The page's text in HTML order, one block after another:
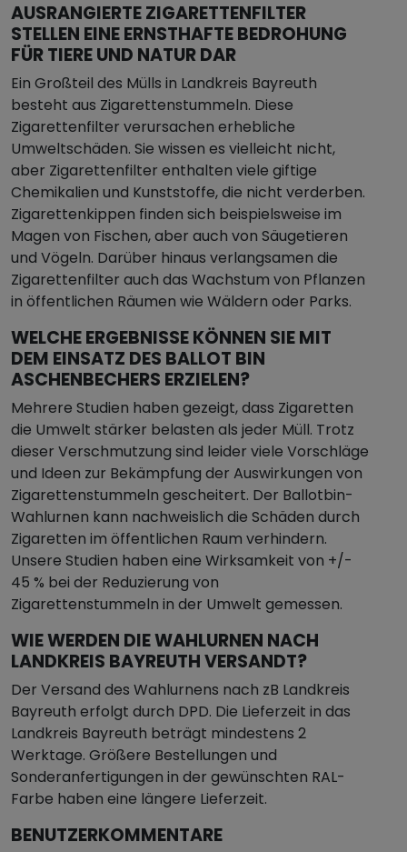
AUSRANGIERTE ZIGARETTENFILTER
STELLEN EINE ERNSTHAFTE BEDROHUNG
FÜR TIERE UND NATUR DAR
Ein Großteil des Mülls in Landkreis Bayreuth
besteht aus Zigarettenstummeln. Diese
Zigarettenfilter verursachen erhebliche
Umweltschäden. Sie wissen es vielleicht nicht,
aber Zigarettenfilter enthalten viele giftige
Chemikalien und Kunststoffe, die nicht verderben.
Zigarettenkippen finden sich beispielsweise im
Magen von Fischen, aber auch von Säugetieren
und Vögeln. Darüber hinaus verlangsamen die
Zigarettenfilter auch das Wachstum von Pflanzen
in öffentlichen Räumen wie Wäldern oder Parks.
WELCHE ERGEBNISSE KÖNNEN SIE MIT
DEM EINSATZ DES BALLOT BIN
ASCHENBECHERS ERZIELEN?
Mehrere Studien haben gezeigt, dass Zigaretten
die Umwelt stärker belasten als jeder Müll. Trotz
dieser Verschmutzung sind leider viele Vorschläge
und Ideen zur Bekämpfung der Auswirkungen von
Zigarettenstummeln gescheitert. Der Ballotbin-
Wahlurnen kann nachweislich die Schäden durch
Zigaretten im öffentlichen Raum verhindern.
Unsere Studien haben eine Wirksamkeit von +/-
45 % bei der Reduzierung von
Zigarettenstummeln in der Umwelt gemessen.
WIE WERDEN DIE WAHLURNEN NACH
LANDKREIS BAYREUTH VERSANDT?
Der Versand des Wahlurnens nach zB Landkreis
Bayreuth erfolgt durch DPD. Die Lieferzeit in das
Landkreis Bayreuth beträgt mindestens 2
Werktage. Größere Bestellungen und
Sonderanfertigungen in der gewünschten RAL-
Farbe haben eine längere Lieferzeit.
BENUTZERKOMMENTARE